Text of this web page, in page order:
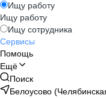
Ищу работу
Ищу работу
Ищу сотрудника
Сервисы
Помощь
Ещё
Поиск
Белоусово